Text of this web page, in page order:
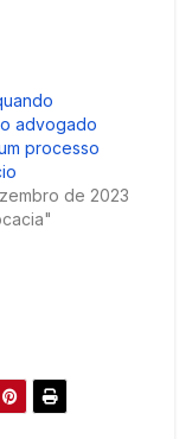
advogado
processo
de 2023